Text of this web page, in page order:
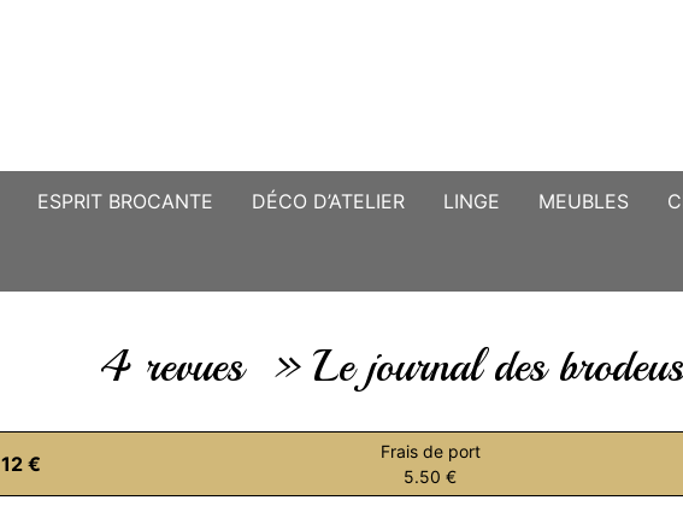
ESPRIT BROCANTE DÉCO D’ATELIER LINGE MEUBLES
4 revues » Le journal des
12 €
Frais de port
5.50 €